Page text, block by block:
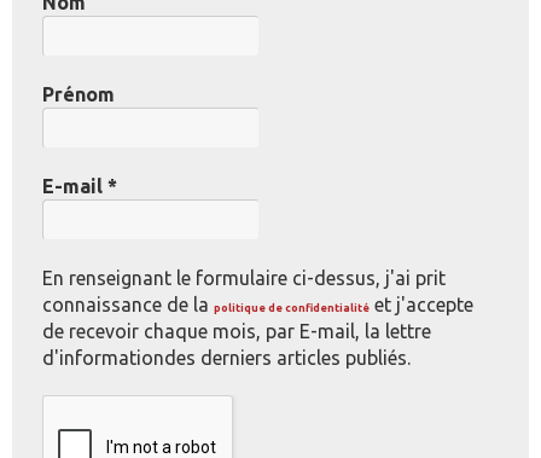
Prénom
E-mail *
En renseignant le formulaire ci-dessus, j'ai prit
connaissance de la politique de confidentialité et j'accepte
de recevoir chaque mois, par E-mail, la lettre
d'informationdes derniers articles publiés.